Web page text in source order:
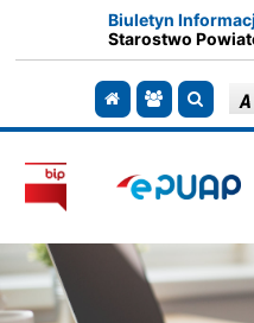
Biuletyn
Starostwo
Przejdź do strony
Przejdź do
Szukaj